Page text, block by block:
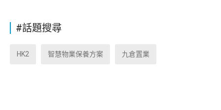
#話題搜尋
HK2 智慧物業保養方案 九倉置業